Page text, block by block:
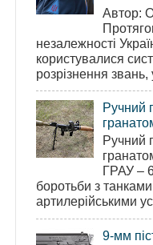
Автор:
незалежності
користувалися
розрізнення звань,
Ручний
Ручний
ГРАУ –
боротьби з
артилерійськими
9-мм